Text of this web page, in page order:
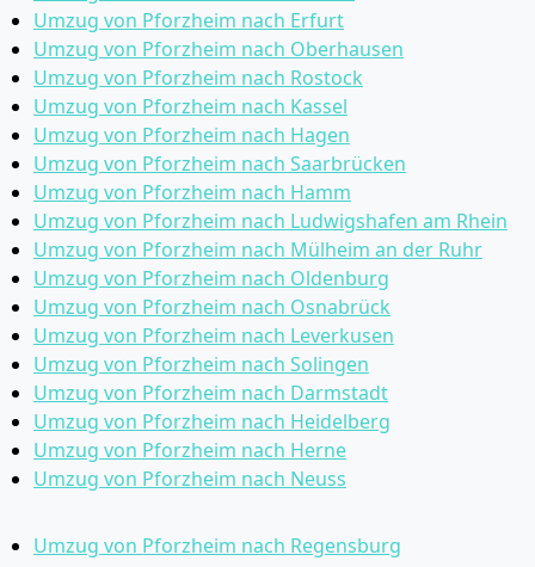
Umzug von Pforzheim nach Erfurt
Umzug von Pforzheim nach Oberhausen
Umzug von Pforzheim nach Rostock
Umzug von Pforzheim nach Kassel
Umzug von Pforzheim nach Hagen
Umzug von Pforzheim nach Saarbrücken
Umzug von Pforzheim nach Hamm
Umzug von Pforzheim nach Ludwigshafen am Rhein
Umzug von Pforzheim nach Mülheim an der Ruhr
Umzug von Pforzheim nach Oldenburg
Umzug von Pforzheim nach Osnabrück
Umzug von Pforzheim nach Leverkusen
Umzug von Pforzheim nach Solingen
Umzug von Pforzheim nach Darmstadt
Umzug von Pforzheim nach Heidelberg
Umzug von Pforzheim nach Herne
Umzug von Pforzheim nach Neuss
Umzug von Pforzheim nach Regensburg